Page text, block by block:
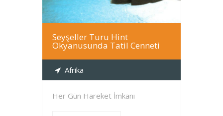
Seyşeller Turu Hint
Okyanusunda Tatil Cenneti
Afrika
Her Gün Hareket İmkanı